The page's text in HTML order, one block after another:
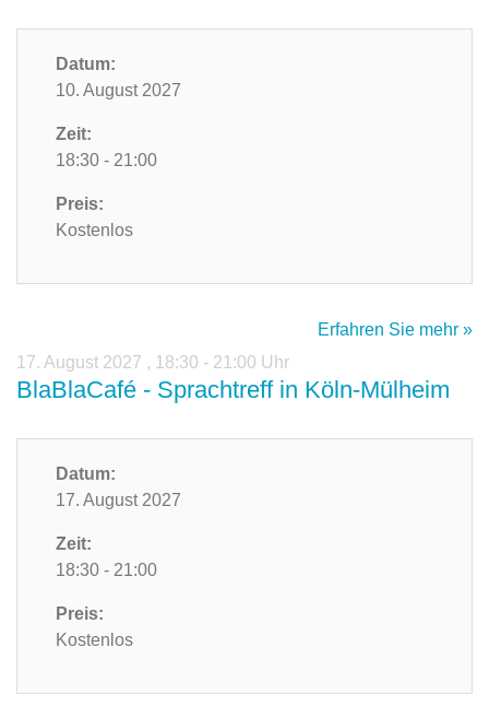
Datum:
10. August 2027
Zeit:
18:30 - 21:00
Preis:
Kostenlos
Erfahren Sie mehr »
17. August 2027 , 18:30 - 21:00 Uhr
BlaBlaCafé - Sprachtreff in Köln-Mülheim
Datum:
17. August 2027
Zeit:
18:30 - 21:00
Preis:
Kostenlos